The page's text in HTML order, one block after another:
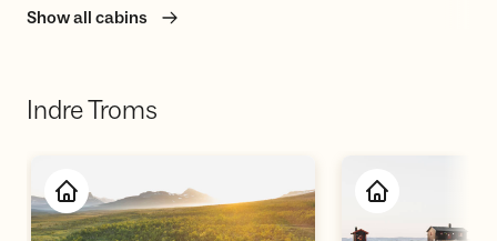
Show all cabins
Indre Troms